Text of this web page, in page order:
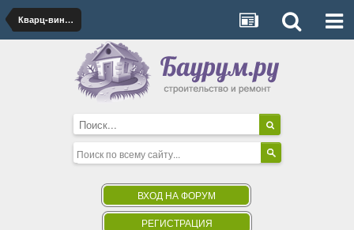
Кварц-виниловое напольное покрытие
ВХОД НА ФОРУМ
РЕГИСТРАЦИЯ